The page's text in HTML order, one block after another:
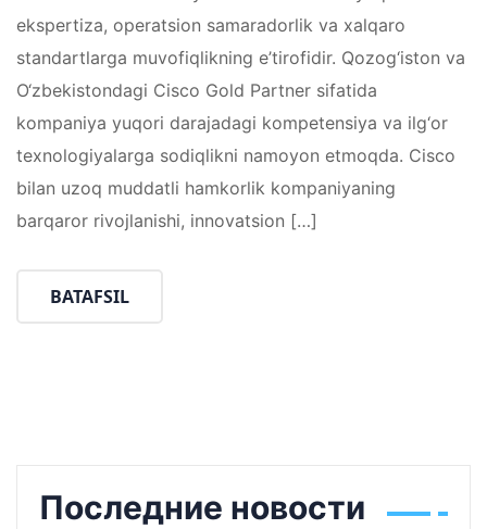
ekspertiza, operatsion samaradorlik va xalqaro
standartlarga muvofiqlikning e’tirofidir. Qozog‘iston va
O‘zbekistondagi Cisco Gold Partner sifatida
kompaniya yuqori darajadagi kompetensiya va ilg‘or
texnologiyalarga sodiqlikni namoyon etmoqda. Cisco
bilan uzoq muddatli hamkorlik kompaniyaning
barqaror rivojlanishi, innovatsion […]
BATAFSIL
Последние новости